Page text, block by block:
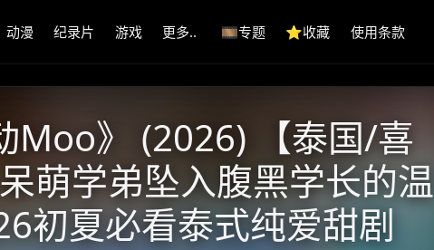
动漫 纪录片 游戏 更多.. 🎞️专题 ⭐️收藏 使用条款
Moo》 (2026) 【泰国/喜
萌学弟坠入腹黑学长的温
初夏必看泰式纯爱甜剧